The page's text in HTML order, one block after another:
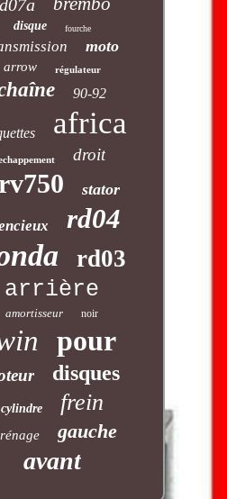
disque fourche
moto
arrow régulateur
90-92
africa
droit
stator
rd04
rd03
arrière
amortisseur noir
pour
disques
cylindre frein
gauche
avant